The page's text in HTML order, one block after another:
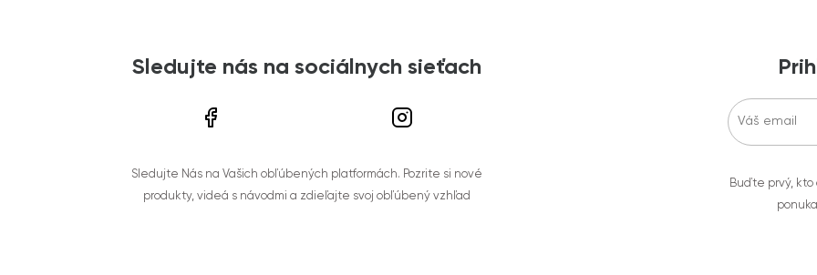
Sledujte nás na sociálnych sieťach
Sledujte Nás na Vašich obľúbených platformách. Pozrite si nové
produkty, videá s návodmi a zdieľajte svoj obľúbený vzhľad
Buďte prvý,